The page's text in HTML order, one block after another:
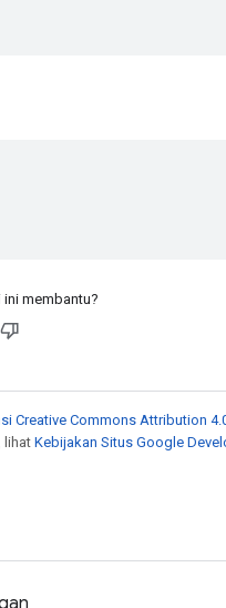
membantu?
Creative Commons Attribution
lihat Kebijakan Situs Google